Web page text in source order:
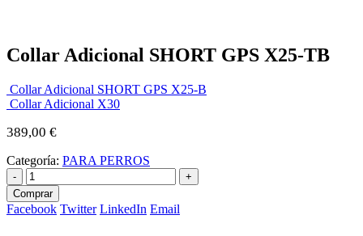
Collar Adicional SHORT GPS X25-TB
Collar Adicional SHORT GPS X25-B
Collar Adicional X30
389,00 €
Categoría: PARA PERROS
-
+
Comprar
Facebook Twitter LinkedIn Email